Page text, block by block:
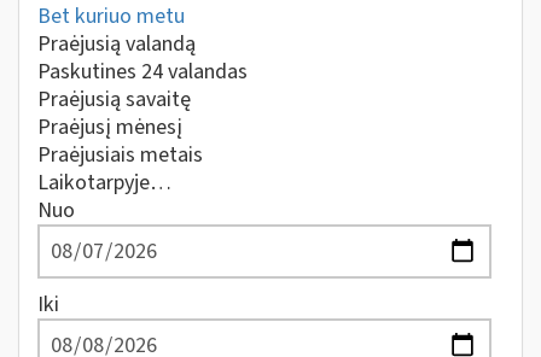
Bet kuriuo metu
Praėjusią valandą
Paskutines 24 valandas
Praėjusią savaitę
Praėjusį mėnesį
Praėjusiais metais
Laikotarpyje…
Nuo
Iki